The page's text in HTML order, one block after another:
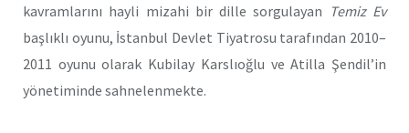
kavramlarını hayli mizahi bir dille sorgulayan Temiz Ev
başlıklı oyunu, İstanbul Devlet Tiyatrosu tarafından 2010–
2011 oyunu olarak Kubilay Karslıoğlu ve Atilla Şendil’in
yönetiminde sahnelenmekte.